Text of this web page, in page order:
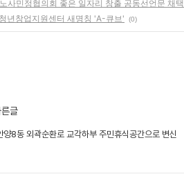
사민정협의회 좋은 일자리 창출 공동선언문 채택
년창업지원센터 새명칭 'A-큐브' (0)
글
8동 외곽순환로 교각하부 주민휴식공간으로 변신